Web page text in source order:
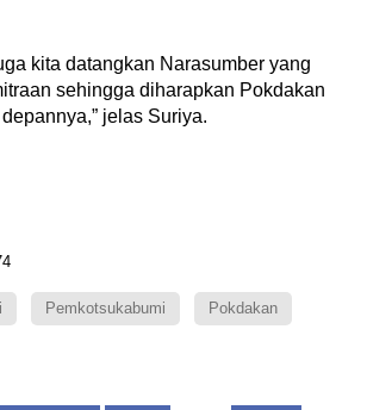
kita datangkan Narasumber yang
sehingga diharapkan Pokdakan
jelas Suriya.
Pemkotsukabumi Pokdakan